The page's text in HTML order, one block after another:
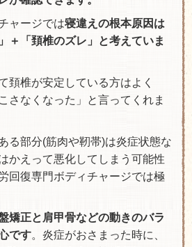
ャージでは寝違えの根本原因は
＋「頚椎のズレ」と考えていま
頚椎が安定している方はよく
さなくなった」と言ってくれま
る部分(筋肉や靭帯)は炎症状態な
かえって悪化してしまう可能性
回復専門ボディチャージでは極
矯正と肩甲骨などの動きのバラ
です。炎症がおさまった時に、